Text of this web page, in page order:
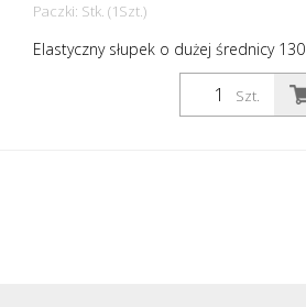
Paczki: Stk. (1Szt.)
Elastyczny słupek o dużej średnicy 130
mm do najróżniejszych zastosowań Z
białymi foliami odblaskowymi i
elementami odblaskowymi z kulek
Szt.